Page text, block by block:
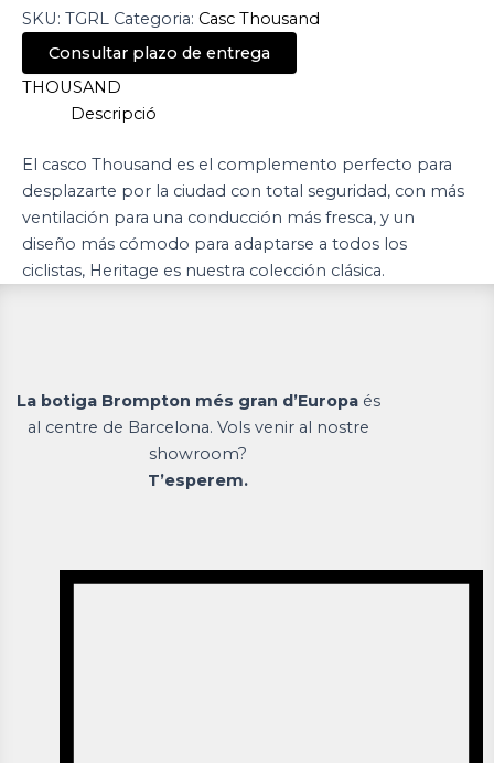
SKU: TGRL Categoria: Casc Thousand
Consultar plazo de entrega
THOUSAND
Descripció
El casco Thousand es el complemento perfecto para
desplazarte por la ciudad con total seguridad, con más
ventilación para una conducción más fresca, y un
diseño más cómodo para adaptarse a todos los
ciclistas, Heritage es nuestra colección clásica.
La botiga Brompton més gran d’Europaés
al centre de Barcelona. Vols venir al nostre
showroom?
T’esperem.